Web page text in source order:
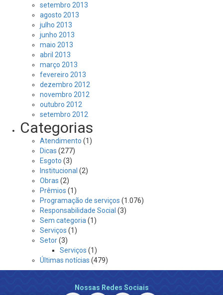
setembro 2013
agosto 2013
julho 2013
junho 2013
maio 2013
abril 2013
março 2013
fevereiro 2013
dezembro 2012
novembro 2012
outubro 2012
setembro 2012
Categorias
Atendimento (1)
Dicas (277)
Esgoto (3)
Institucional (2)
Obras (2)
Prêmios (1)
Programação de serviços (1.076)
Responsabilidade Social (3)
Sem categoria (1)
Serviços (1)
Setor(3)
Serviços (1)
Últimas notícias (479)
Nossas Redes Sociais